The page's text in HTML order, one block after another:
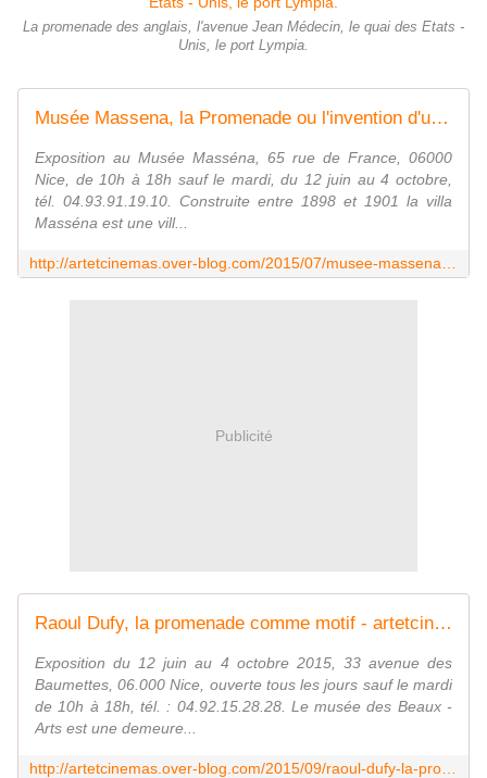
La promenade des anglais, l'avenue Jean Médecin, le quai des Etats -
Unis, le port Lympia.
Musée Massena, la Promenade ou l'invention d'une ville - artetcinemas.over-blog.com
Exposition au Musée Masséna, 65 rue de France, 06000
Nice, de 10h à 18h sauf le mardi, du 12 juin au 4 octobre,
tél. 04.93.91.19.10. Construite entre 1898 et 1901 la villa
Masséna est une vill...
Publicité
Raoul Dufy, la promenade comme motif - artetcinemas.over-blog.com
Exposition du 12 juin au 4 octobre 2015, 33 avenue des
Baumettes, 06.000 Nice, ouverte tous les jours sauf le mardi
de 10h à 18h, tél. : 04.92.15.28.28. Le musée des Beaux -
Arts est une demeure...